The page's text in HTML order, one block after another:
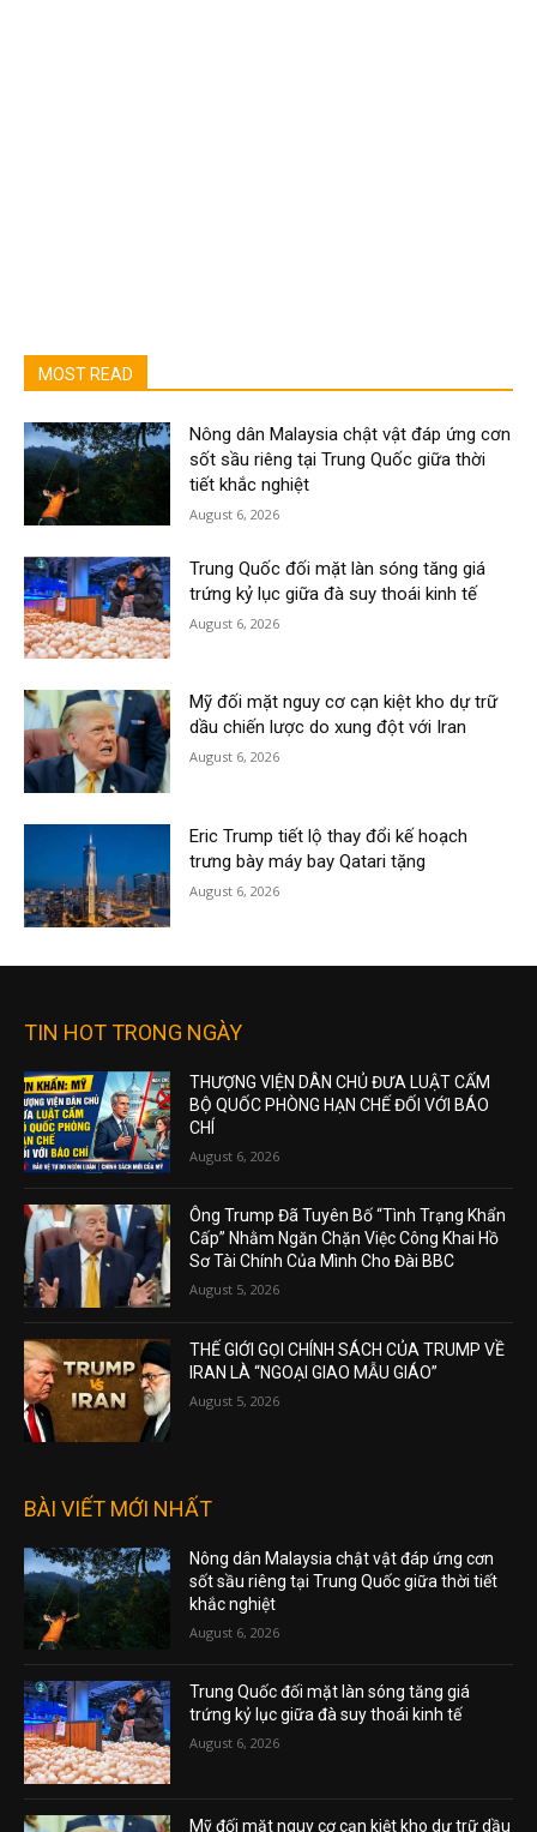
MOST READ
Nông dân Malaysia chật vật đáp ứng cơn
sốt sầu riêng tại Trung Quốc giữa thời
tiết khắc nghiệt
August 6, 2026
Trung Quốc đối mặt làn sóng tăng giá
trứng kỷ lục giữa đà suy thoái kinh tế
August 6, 2026
Mỹ đối mặt nguy cơ cạn kiệt kho dự trữ
dầu chiến lược do xung đột với Iran
August 6, 2026
Eric Trump tiết lộ thay đổi kế hoạch
trưng bày máy bay Qatari tặng
August 6, 2026
TIN HOT TRONG NGÀY
THƯỢNG VIỆN DÂN CHỦ ĐƯA LUẬT CẤM
BỘ QUỐC PHÒNG HẠN CHẾ ĐỐI VỚI BÁO
CHÍ
August 6, 2026
Ông Trump Đã Tuyên Bố “Tình Trạng Khẩn
Cấp” Nhằm Ngăn Chặn Việc Công Khai Hồ
Sơ Tài Chính Của Mình Cho Đài BBC
August 5, 2026
THẾ GIỚI GỌI CHÍNH SÁCH CỦA TRUMP VỀ
IRAN LÀ “NGOẠI GIAO MẪU GIÁO”
August 5, 2026
BÀI VIẾT MỚI NHẤT
Nông dân Malaysia chật vật đáp ứng cơn
sốt sầu riêng tại Trung Quốc giữa thời tiết
khắc nghiệt
August 6, 2026
Trung Quốc đối mặt làn sóng tăng giá
trứng kỷ lục giữa đà suy thoái kinh tế
August 6, 2026
Mỹ đối mặt nguy cơ cạn kiệt kho dự trữ dầu